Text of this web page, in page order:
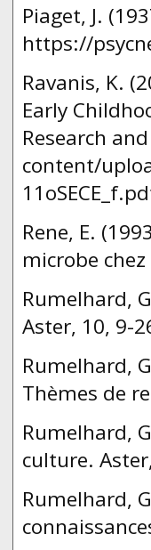
Piaget, J.
https://
Ravanis, K.
Early
Research
content/
Rene, E.
microbe
Rumelhard,
Aster, 10, 9-
Rumelhard,
Thèmes de
Rumelhard,
culture.
Rumelhard,